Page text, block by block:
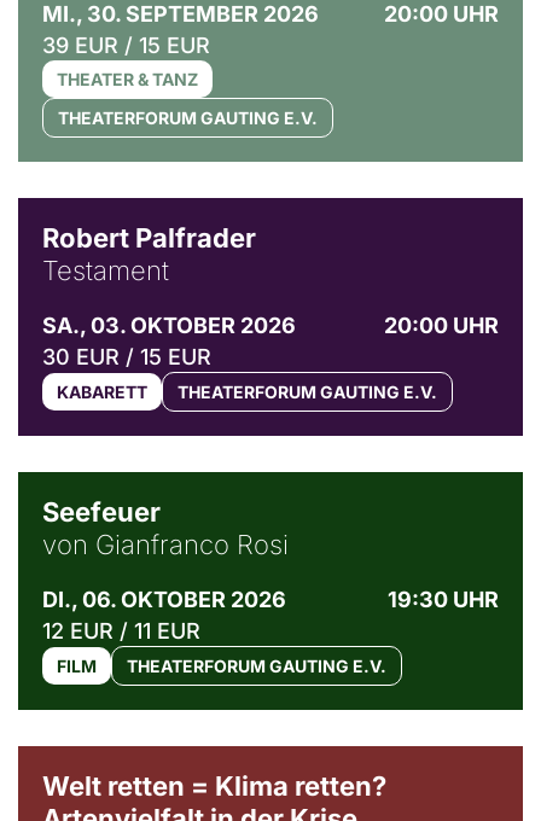
MI., 30. SEPTEMBER 2026
20:00 UHR
39 EUR / 15 EUR
THEATER & TANZ
THEATERFORUM GAUTING E.V.
Robert Palfrader
Testament
SA., 03. OKTOBER 2026
20:00 UHR
30 EUR / 15 EUR
KABARETT THEATERFORUM GAUTING E.V.
Seefeuer
von Gianfranco Rosi
DI., 06. OKTOBER 2026
19:30 UHR
12 EUR / 11 EUR
FILM THEATERFORUM GAUTING E.V.
Welt retten = Klima retten?